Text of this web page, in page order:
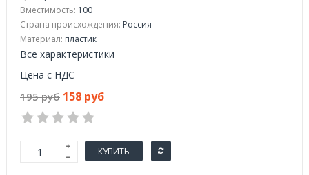
Вместимость: 100
Страна происхождения: Россия
Материал: пластик
Все характеристики
Цена с НДС
195 руб 158 руб
КУПИТЬ